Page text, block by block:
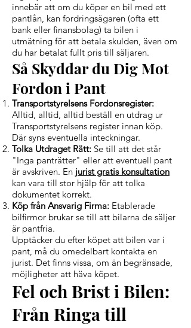
innebär att om du köper en bil med ett
pantlån, kan fordringsägaren (ofta ett
bank eller finansbolag) ta bilen i
utmätning för att betala skulden, även om
du har betalat fullt pris till säljaren.
Så Skyddar du Dig Mot
Fordon i Pant
Transportstyrelsens Fordonsregister:
Alltid, alltid, alltid beställ en utdrag ur
Transportstyrelsens register innan köp.
Där syns eventuella inteckningar.
Tolka Utdraget Rätt: Se till att det står
"Inga panträtter" eller att eventuell pant
är avskriven. En jurist gratis konsultation
kan vara till stor hjälp för att tolka
dokumentet korrekt.
Köp från Ansvarig Firma: Etablerade
bilfirmor brukar se till att bilarna de säljer
är pantfria.
Upptäcker du efter köpet att bilen var i
pant, må du omedelbart kontakta en
jurist. Det finns vissa, om än begränsade,
möjligheter att häva köpet.
Fel och Brist i Bilen:
Från Ringa till